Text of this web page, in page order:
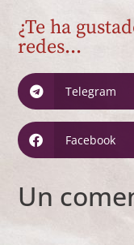
¿Te ha
redes...
Telegram
Facebook
Un